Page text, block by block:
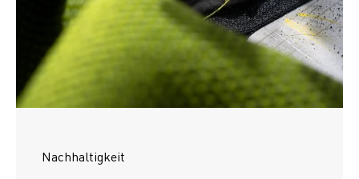
Nachhaltigkeit